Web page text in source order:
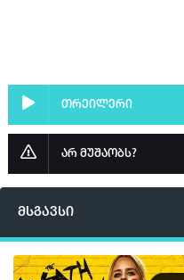
თრეილერი
არ მუშაობს?
მსგავსი